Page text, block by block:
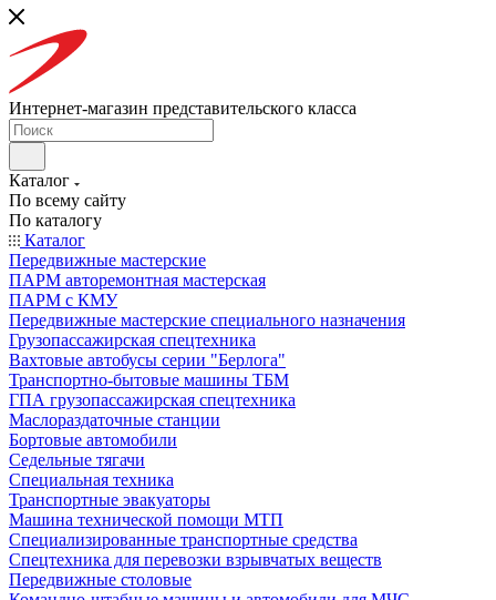
Интернет-магазин представительского класса
Каталог
По всему сайту
По каталогу
Каталог
Передвижные мастерские
ПАРМ авторемонтная мастерская
ПАРМ с КМУ
Передвижные мастерские специального назначения
Грузопассажирская спецтехника
Вахтовые автобусы серии "Берлога"
Транспортно-бытовые машины ТБМ
ГПА грузопассажирская спецтехника
Маслораздаточные станции
Бортовые автомобили
Седельные тягачи
Специальная техника
Транспортные эвакуаторы
Машина технической помощи МТП
Специализированные транспортные средства
Спецтехника для перевозки взрывчатых веществ
Передвижные столовые